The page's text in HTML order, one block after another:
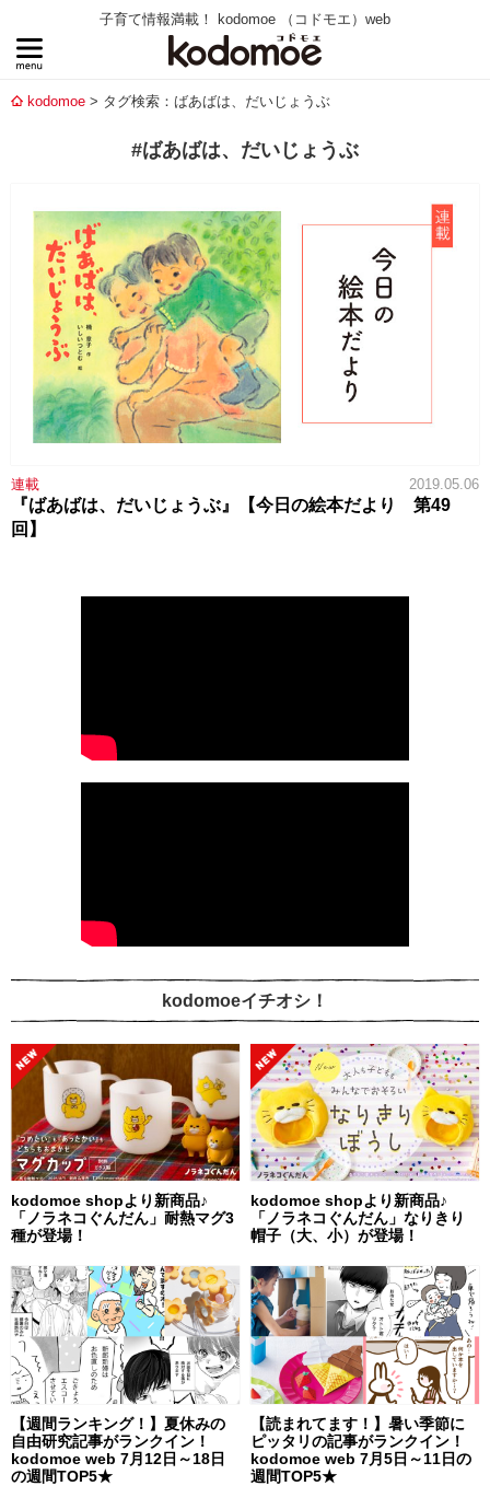
子育て情報満載！ kodomoe （コドモエ）web
kodomoe タグ検索：ばあばは、だいじょうぶ
#ばあばは、だいじょうぶ
連載 2019.05.06
『ばあばは、だいじょうぶ』【今日の絵本だより 第49
回】
kodomoeイチオシ！
kodomoe shopより新商品♪
「ノラネコぐんだん」耐熱マグ3
種が登場！
kodomoe shopより新商品♪
「ノラネコぐんだん」なりきり
帽子（大、小）が登場！
【週間ランキング！】夏休みの
自由研究記事がランクイン！
kodomoe web 7月12日～18日
の週間TOP5★
【読まれてます！】暑い季節に
ピッタリの記事がランクイン！
kodomoe web 7月5日～11日の
週間TOP5★